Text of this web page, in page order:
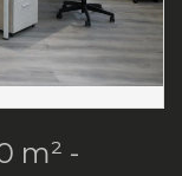
m² -